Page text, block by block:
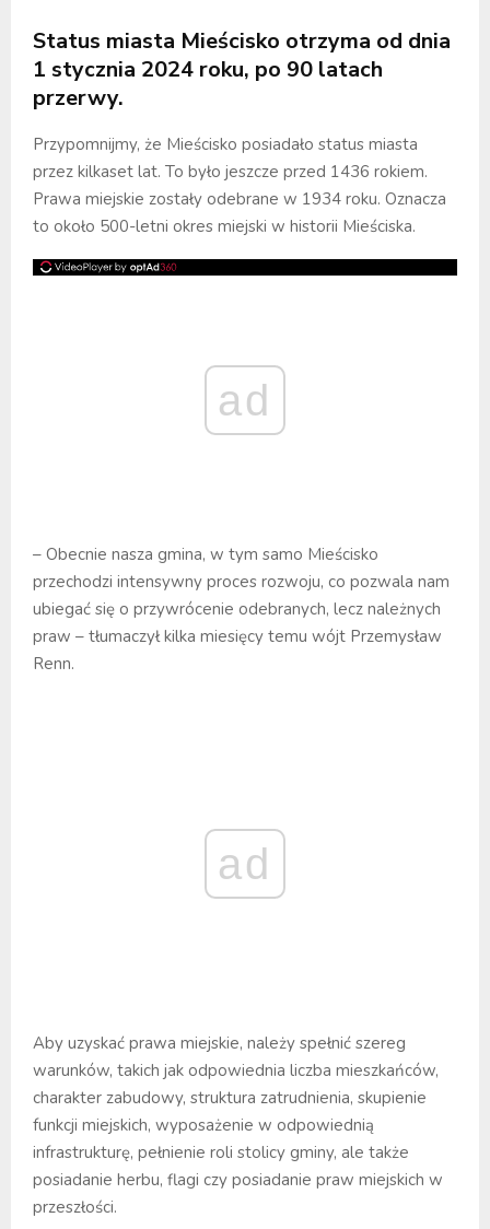
Status miasta Mieścisko otrzyma od dnia
1 stycznia 2024 roku, po 90 latach
przerwy.
Przypomnijmy, że Mieścisko posiadało status miasta
przez kilkaset lat. To było jeszcze przed 1436 rokiem.
Prawa miejskie zostały odebrane w 1934 roku. Oznacza
to około 500-letni okres miejski w historii Mieściska.
ad
– Obecnie nasza gmina, w tym samo Mieścisko
przechodzi intensywny proces rozwoju, co pozwala nam
ubiegać się o przywrócenie odebranych, lecz należnych
praw – tłumaczył kilka miesięcy temu wójt Przemysław
Renn.
ad
Aby uzyskać prawa miejskie, należy spełnić szereg
warunków, takich jak odpowiednia liczba mieszkańców,
charakter zabudowy, struktura zatrudnienia, skupienie
funkcji miejskich, wyposażenie w odpowiednią
infrastrukturę, pełnienie roli stolicy gminy, ale także
posiadanie herbu, flagi czy posiadanie praw miejskich w
przeszłości.